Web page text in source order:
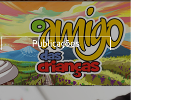
Publicações